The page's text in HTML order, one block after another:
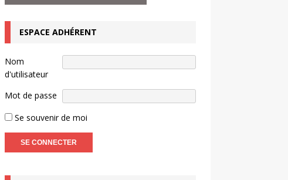
ESPACE ADHÉRENT
Nom
d'utilisateur
Mot de passe
Se souvenir de moi